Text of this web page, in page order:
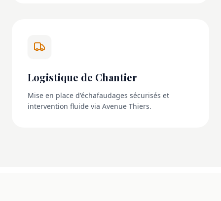
Logistique de Chantier
Mise en place d'échafaudages sécurisés et
intervention fluide via Avenue Thiers.